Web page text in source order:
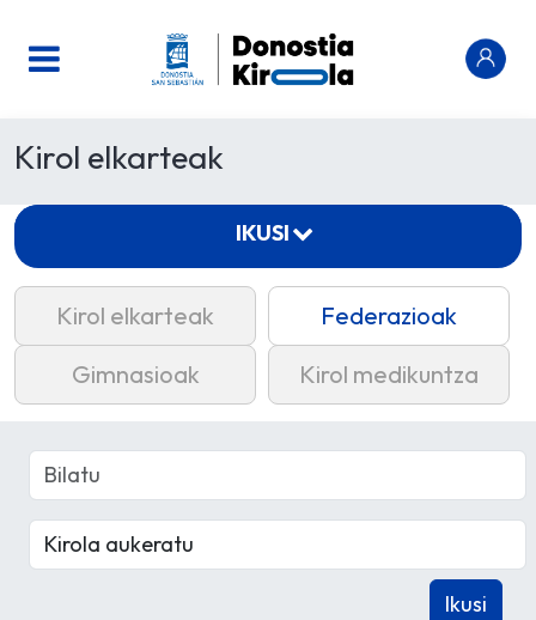
Kirol elkarteak
Kirol elkarteak
Federazioak
Gimnasioak
Kirol medikuntza
IKUSI